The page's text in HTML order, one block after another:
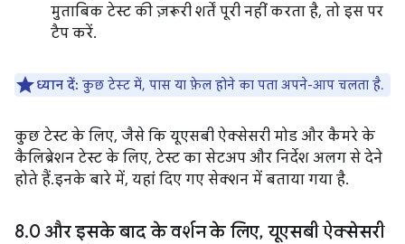
मुताबिक टेस्ट की ज़रूरी शर्तें पूरी नहीं करता है, तो इस पर
टैप करें.
ध्यान दें: कुछ टेस्ट में, पास या फ़ेल होने का पता अपने-आप चलता है.
कुछ टेस्ट के लिए, जैसे कि यूएसबी ऐक्सेसरी मोड और कैमरे के
कैलिब्रेशन टेस्ट के लिए, टेस्ट का सेटअप और निर्देश अलग से देने
होते हैं. इनके बारे में, यहां दिए गए सेक्शन में बताया गया है.
8.0 और इसके बाद के वर्शन के लिए, यूएसबी ऐक्सेसरी